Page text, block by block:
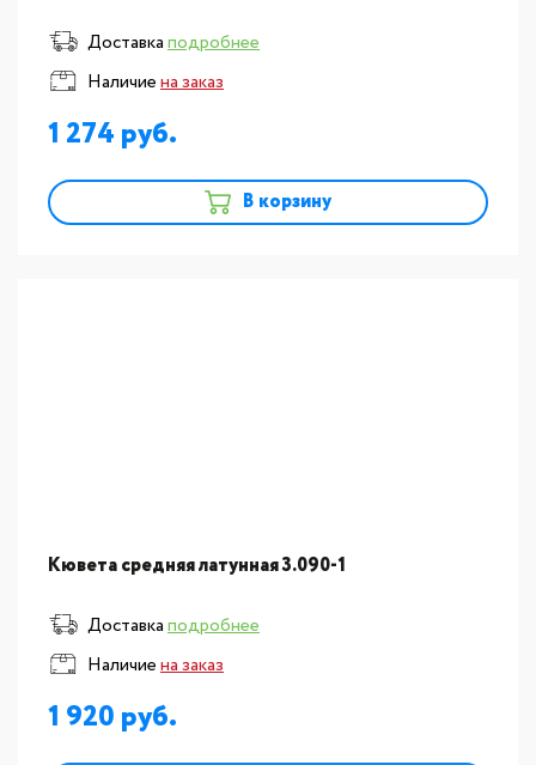
Доставкаподробнее
Наличиена заказ
1 274
В корзину
Кювета средняя латунная 3.090-1
Доставкаподробнее
Наличиена заказ
1 920